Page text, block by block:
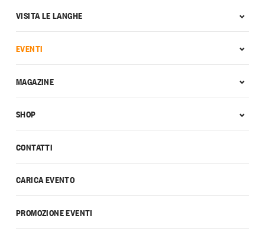
CONTATTI
CARICA EVENTO
PROMOZIONE EVENTI
VISITA LE LANGHE
EVENTI
MAGAZINE
SHOP